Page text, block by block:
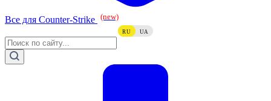
Все для Counter-Strike (new)
RU UA